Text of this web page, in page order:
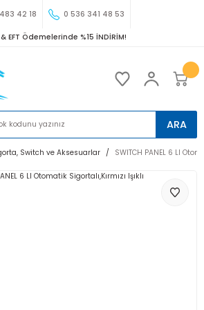
42 18 0 536 341 48 53
EFT Ödemelerinde %15 İNDİRİM!
ARA
Switch ve Aksesuarlar SWITCH PANEL 6 LI